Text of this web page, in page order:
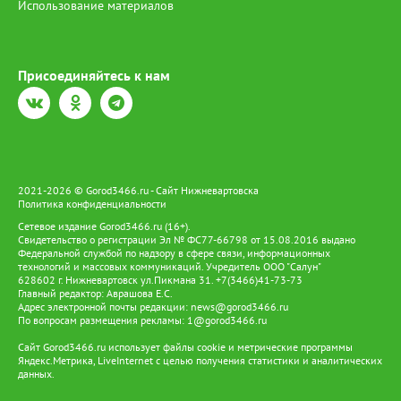
Использование материалов
Присоединяйтесь к нам
2021-2026 © Gorod3466.ru - Сайт Нижневартовска
Политика конфиденциальности
Сетевое издание Gorod3466.ru (16+).
Свидетельство о регистрации Эл № ФС77-66798 от 15.08.2016 выдано
Федеральной службой по надзору в сфере связи, информационных
технологий и массовых коммуникаций. Учредитель ООО "Салун"
628602 г. Нижневартовск ул.Пикмана 31. +7(3466)41-73-73
Главный редактор: Аврашова Е.С.
Адрес электронной почты редакции: news@gorod3466.ru
По вопросам размещения рекламы: 1@gorod3466.ru
Сайт Gorod3466.ru использует файлы cookie и метрические программы
Яндекс.Метрика, LiveInternet с целью получения статистики и аналитических
данных.